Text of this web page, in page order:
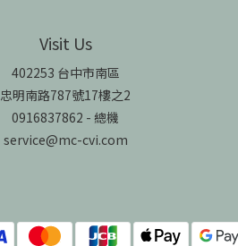
Visit Us
402253 台中市南區
忠明南路787號17樓之2
0916837862 - 總機
service@mc-cvi.com